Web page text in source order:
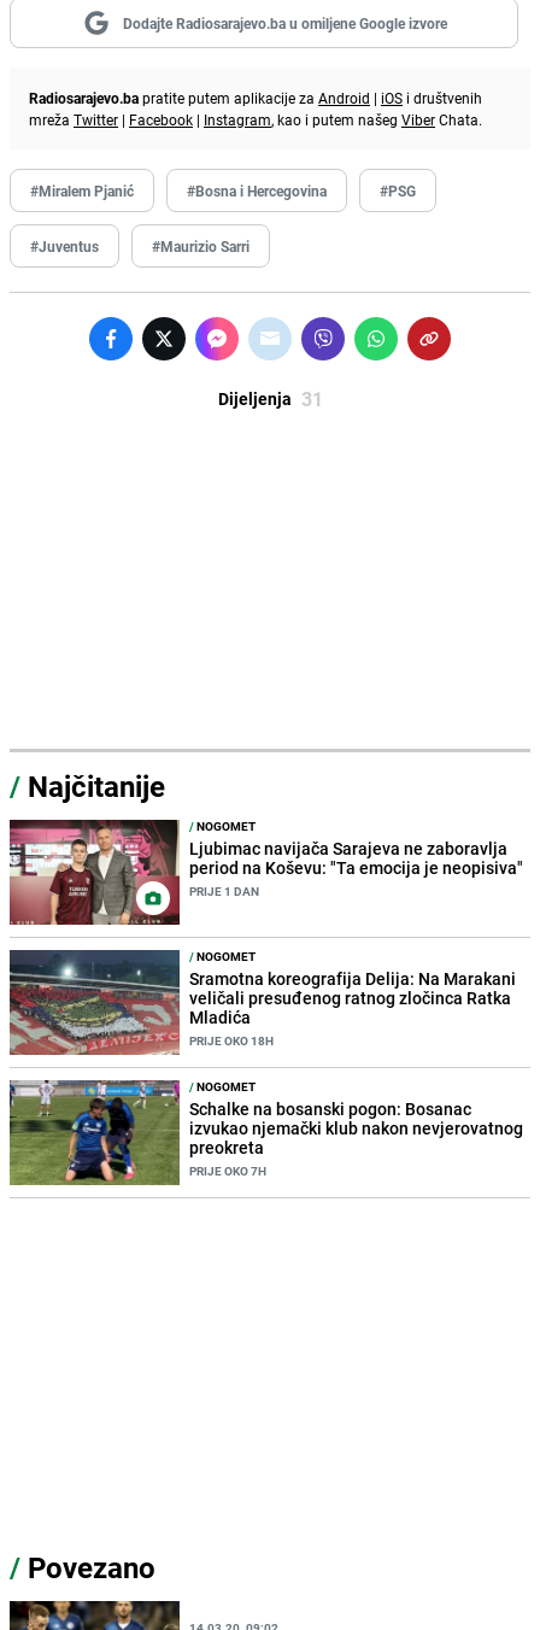
Dodajte Radiosarajevo.ba u omiljene Google izvore
Radiosarajevo.bapratite putem aplikacije za Android | iOS i društvenih
mreža Twitter | Facebook | Instagram, kao i putem našeg ViberChata.
#Miralem Pjanić #Bosna i Hercegovina #PSG
#Juventus #Maurizio Sarri
Dijeljenja 31
/ Najčitanije
/NOGOMET
Ljubimac navijača Sarajeva ne zaboravlja
period na Koševu: "Ta emocija je neopisiva"
PRIJE 1 DAN
/NOGOMET
Sramotna koreografija Delija: Na Marakani
veličali presuđenog ratnog zločinca Ratka
Mladića
PRIJE OKO 18H
/NOGOMET
Schalke na bosanski pogon: Bosanac
izvukao njemački klub nakon nevjerovatnog
preokreta
PRIJE OKO 7H
/ Povezano